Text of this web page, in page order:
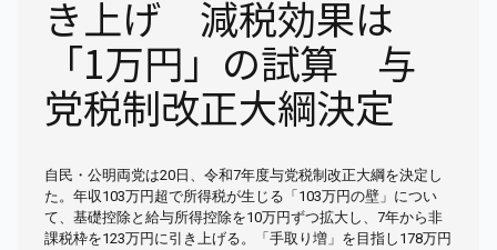
き上げ 減税効果は
「1万円」の試算 与
党税制改正大綱決定
自民・公明両党は20日、令和7年度与党税制改正大綱を決定し
た。年収103万円超で所得税が生じる「103万円の壁」につい
て、基礎控除と給与所得控除を10万円ずつ拡大し、7年から非
課税枠を123万円に引き上げる。「手取り増」を目指し178万円